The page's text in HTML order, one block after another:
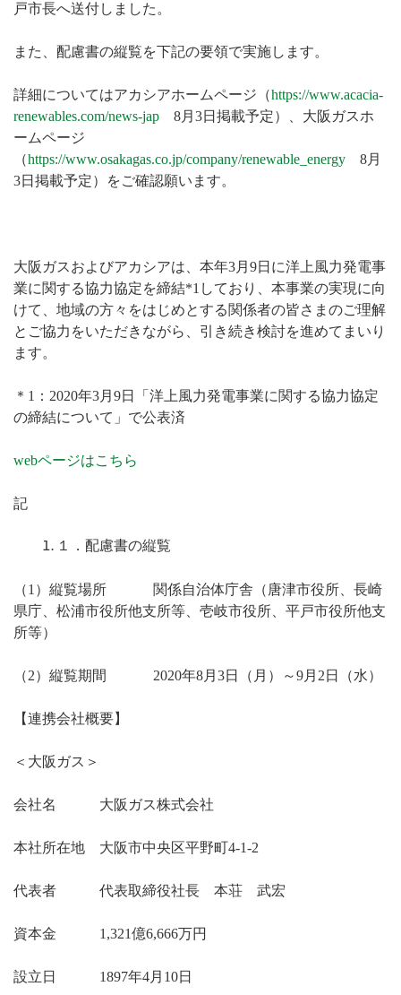
戸市長へ送付しました。
また、配慮書の縦覧を下記の要領で実施します。
詳細についてはアカシアホームページ（https://www.acacia-
renewables.com/news-jap 8月3日掲載予定）、大阪ガスホ
ームページ
（https://www.osakagas.co.jp/company/renewable_energy 8月
3日掲載予定）をご確認願います。
大阪ガスおよびアカシアは、本年3月9日に洋上風力発電事
業に関する協力協定を締結*1しており、本事業の実現に向
けて、地域の方々をはじめとする関係者の皆さまのご理解
とご協力をいただきながら、引き続き検討を進めてまいり
ます。
＊1：2020年3月9日「洋上風力発電事業に関する協力協定
の締結について」で公表済
webページはこちら
記
１．配慮書の縦覧
（1）縦覧場所 関係自治体庁舎（唐津市役所、長崎
県庁、松浦市役所他支所等、壱岐市役所、平戸市役所他支
所等）
（2）縦覧期間 2020年8月3日（月）～9月2日（水）
【連携会社概要】
＜大阪ガス＞
会社名 大阪ガス株式会社
本社所在地 大阪市中央区平野町4-1-2
代表者 代表取締役社長 本荘 武宏
資本金 1,321億6,666万円
設立日 1897年4月10日